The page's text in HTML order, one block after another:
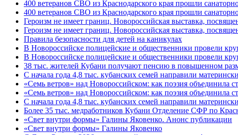
400 ветеранов СВО из Краснодарского края прошли
400 ветеранов СВО из Краснодарского края прошли
Героизм не имеет границ. Новороссийская выставка,
Героизм не имеет границ. Новороссийская выставка,
Правила безопасности для детей на каникулах
В Новороссийске полицейские и общественники провели
В Новороссийске полицейские и общественники провели
38 тыс. жителей Кубани получают пенсию в повышенном
С начала года 4,8 тыс. кубанских семей направили
«Семь ветров» над Новороссийском: как поэзия объединила
«Семь ветров» над Новороссийском: как поэзия объединила
С начала года 4,8 тыс. кубанских семей направили
Более 35 тыс. медработников Кубани Отделение СФР по
«Свет внутри формы» Галины Яковенко. Анонс публикации
«Свет внутри формы» Галины Яковенко